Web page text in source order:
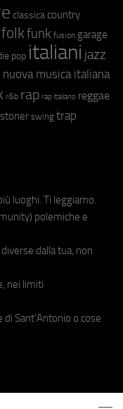
classica country
folkfunk fusion garage
pop italiani jazz
nuova musica italiana
r&b rap rap italiano reggae
stoner swing trap
luoghi. Ti leggiamo.
polemiche e
dalla tua, non
nei limiti
di Sant'Antonio o cose